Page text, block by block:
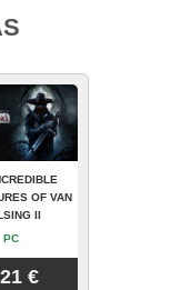
OF VAN
II
PC
€